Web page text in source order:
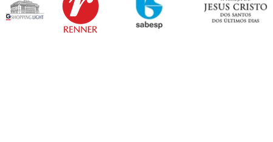
Sapopemba!